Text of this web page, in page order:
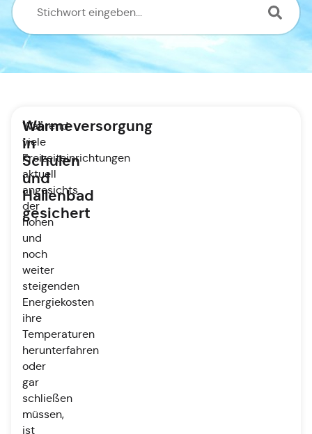
Wärmeversorgung
in
Schulen
und
Hallenbad
gesichert
Während
viele
Freizeiteinrichtungen
aktuell
angesichts
der
hohen
und
noch
weiter
steigenden
Energiekosten
ihre
Temperaturen
herunterfahren
oder
gar
schließen
müssen,
ist